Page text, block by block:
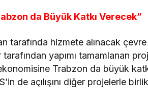
da Büyük Katkı Verecek”
tarafında hizmete alınacak
yapımı tamamlanan
Trabzon da büyük
de açılışını diğer projelerle